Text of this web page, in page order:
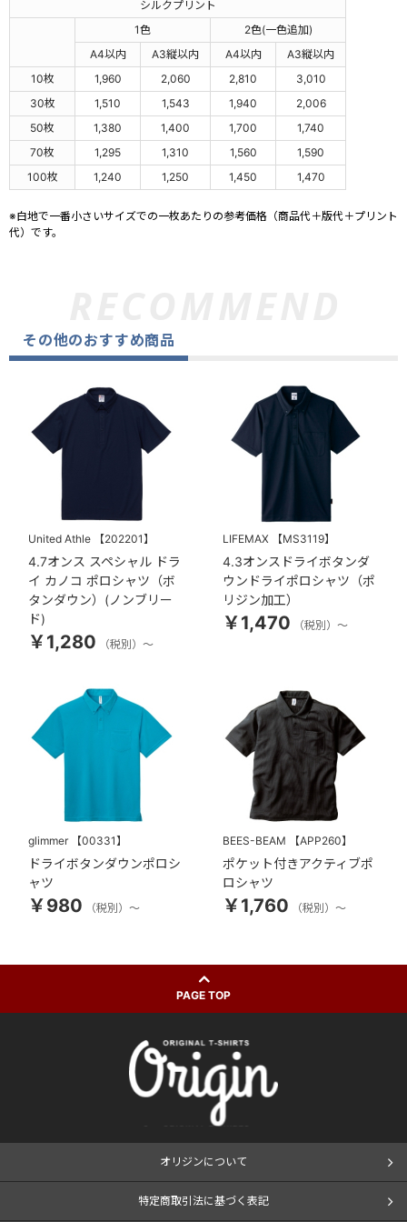
シルクプリント
1色
2色(一色追加)
A4以内
A3縦以内 A4以内
A3縦以内
10枚
1,960 2,060 2,810
3,010
30枚
1,510 1,543 1,940
2,006
50枚
1,380 1,400 1,700
1,740
70枚
1,295 1,310 1,560
1,590
100枚
1,240 1,250 1,450 1,470
※白地で一番小さいサイズでの一枚あたりの参考価格（商品代＋版代＋プリント
代）です。
その他のおすすめ商品
United Athle 【202201】
4.7オンス スペシャル ドラ
イ カノコ ポロシャツ（ボ
タンダウン）(ノンブリー
ド)
￥1,280 （税別）～
LIFEMAX 【MS3119】
4.3オンスドライボタンダ
ウンドライポロシャツ（ポ
リジン加工）
￥1,470 （税別）～
glimmer 【00331】
ドライボタンダウンポロシ
ャツ
￥980 （税別）～
BEES-BEAM 【APP260】
ポケット付きアクティブポ
ロシャツ
￥1,760 （税別）～
PAGE TOP
オリジンについて
特定商取引法に基づく表記